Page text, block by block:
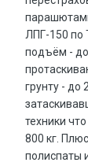
ЛПГ-150 по
подъём -
грунту - до
техники
800 кг.
полиспаты